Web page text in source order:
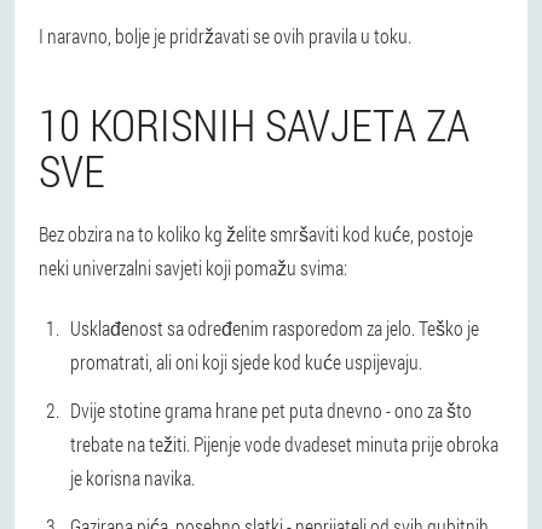
I naravno, bolje je pridržavati se ovih pravila u toku.
10 KORISNIH SAVJETA ZA
SVE
Bez obzira na to koliko kg želite smršaviti kod kuće, postoje
neki univerzalni savjeti koji pomažu svima:
Usklađenost sa određenim rasporedom za jelo. Teško je
promatrati, ali oni koji sjede kod kuće uspijevaju.
Dvije stotine grama hrane pet puta dnevno - ono za što
trebate na težiti. Pijenje vode dvadeset minuta prije obroka
je korisna navika.